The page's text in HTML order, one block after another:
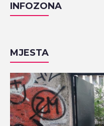
INFOZONA
MJESTA